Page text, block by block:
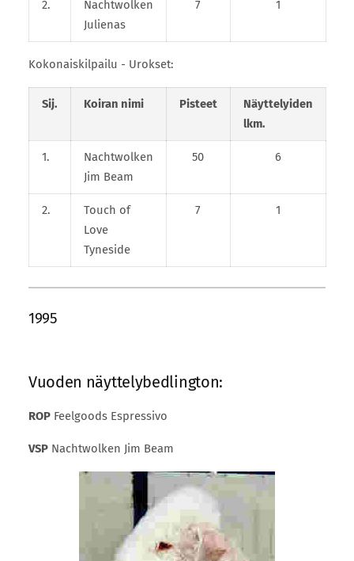
2.
Nachtwolken
Julienas
7 1
Kokonaiskilpailu - Urokset:
Sij. Koiran nimi Pisteet
Näyttelyiden
lkm.
1.
Nachtwolken
Jim Beam
50 6
2.
Touch of
Love
Tyneside
7 1
1995
Vuoden näyttelybedlington:
ROPFeelgoods Espressivo
VSPNachtwolken Jim Beam